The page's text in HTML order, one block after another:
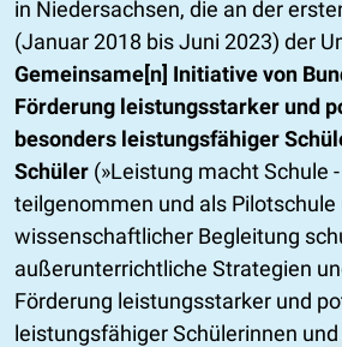
in Niedersachsen, die an der
(Januar 2018 bis Juni 2023) der
Gemeinsame[n] Initiative von
Förderung leistungsstarker und
besonders leistungsfähiger
Schüler (»Leistung macht Schule
teilgenommen und als Pilotschule
wissenschaftlicher Begleitung
außerunterrichtliche Strategien
Förderung leistungsstarker und
leistungsfähiger Schülerinnen